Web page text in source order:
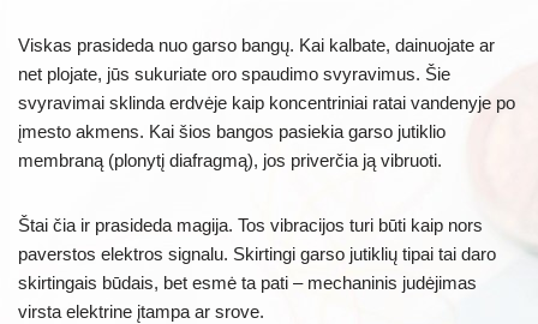
Viskas prasideda nuo garso bangų. Kai kalbate, dainuojate ar
net plojate, jūs sukuriate oro spaudimo svyravimus. Šie
svyravimai sklinda erdvėje kaip koncentriniai ratai vandenyje po
įmesto akmens. Kai šios bangos pasiekia garso jutiklio
membraną (plonytį diafragmą), jos priverčia ją vibruoti.
Štai čia ir prasideda magija. Tos vibracijos turi būti kaip nors
paverstos elektros signalu. Skirtingi garso jutiklių tipai tai daro
skirtingais būdais, bet esmė ta pati – mechaninis judėjimas
virsta elektrine įtampa ar srove.